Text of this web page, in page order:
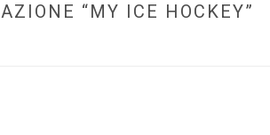
“MY ICE HOCKEY”